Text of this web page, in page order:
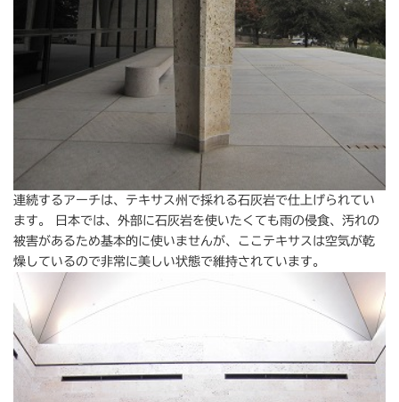
連続するアーチは、テキサス州で採れる石灰岩で仕上げられてい
ます。 日本では、外部に石灰岩を使いたくても雨の侵食、汚れの
被害があるため基本的に使いませんが、ここテキサスは空気が乾
燥しているので非常に美しい状態で維持されています。